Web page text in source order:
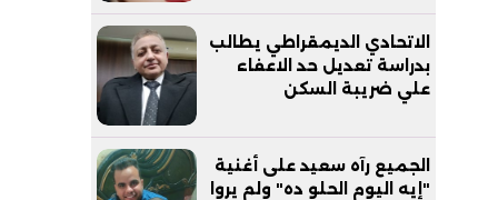
التعليم
الاتحادي الديمقراطي يطالب
بدراسة تعديل حد الاعفاء
علي ضريبة السكن
الجميع رآه سعيد على أغنية
"إيه اليوم الحلو ده" ولم يروا